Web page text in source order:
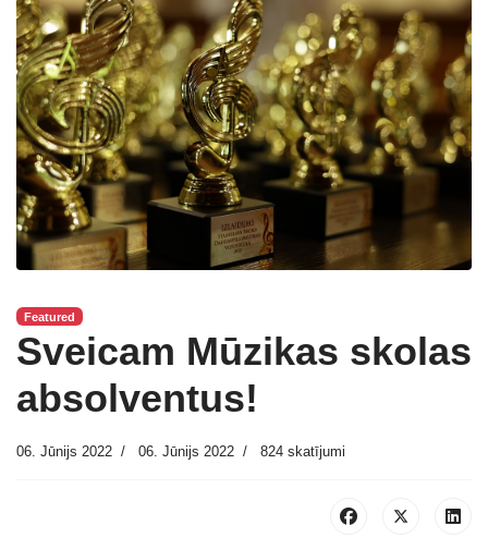
Featured
Sveicam Mūzikas skolas
absolventus!
06. Jūnijs 2022 06. Jūnijs 2022 824 skatījumi